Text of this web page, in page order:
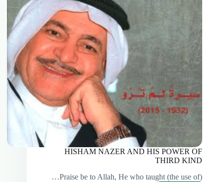
HISHAM NAZER AND HIS POWER OF
THIRD KIND
Praise be to Allah, He who taught (the use of)…